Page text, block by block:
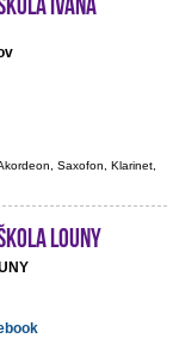
Saxofon, Klarinet,
Louny